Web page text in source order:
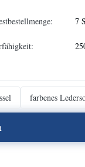
7
farbenes